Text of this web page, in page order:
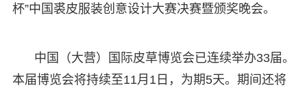
杯”中国裘皮服装创意设计大赛决赛暨颁奖晚会。
中国（大营）国际皮草博览会已连续举办33届。
本届博览会将持续至11月1日，为期5天。期间还将